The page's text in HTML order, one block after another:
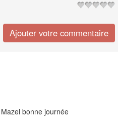
bonne journée